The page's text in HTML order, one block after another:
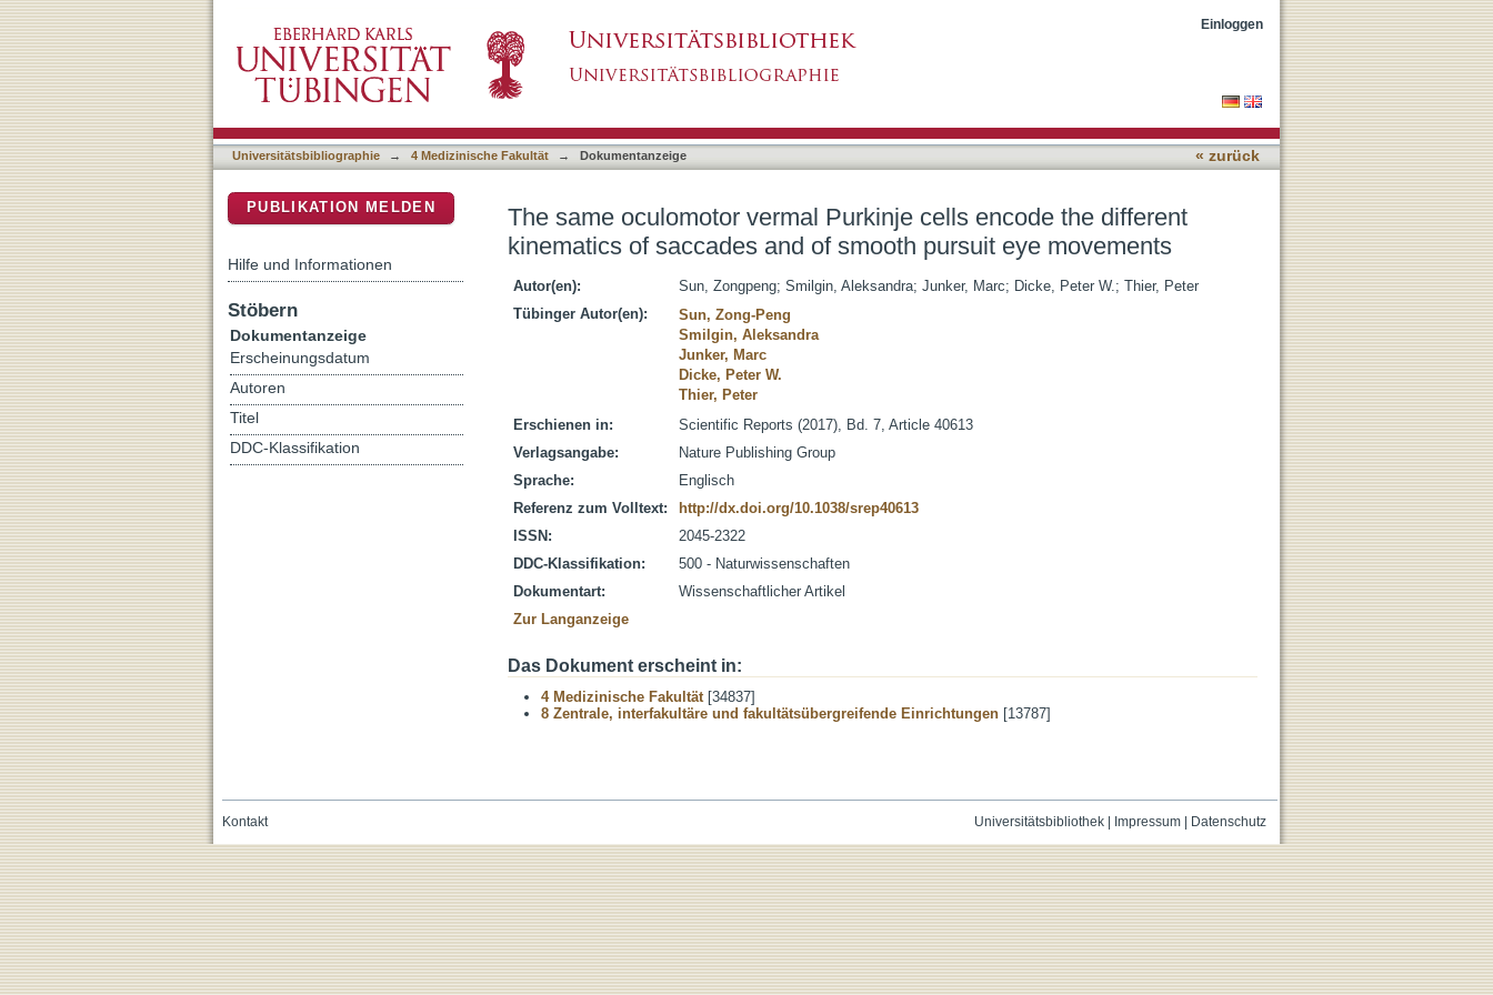
The same oculomotor vermal Purkinje cells encode the different kinematics of saccades and of
smooth pursuit eye movements
Einloggen
Universitätsbibliographie → 4 Medizinische Fakultät → Dokumentanzeige « zurück
The same oculomotor vermal Purkinje cells encode the different
kinematics of saccades and of smooth pursuit eye movements
Autor(en): Sun, Zongpeng; Smilgin, Aleksandra; Junker, Marc; Dicke, Peter W.; Thier, Peter
Tübinger Autor(en):
Sun, Zong-Peng
Smilgin, Aleksandra
Junker, Marc
Dicke, Peter W.
Thier, Peter
Erschienen in:
Scientific Reports (2017), Bd. 7, Article 40613
Verlagsangabe:
Nature Publishing Group
Sprache:
Englisch
Referenz zum Volltext:
http://dx.doi.org/10.1038/srep40613
ISSN:
2045-2322
DDC-Klassifikation:
500 - Naturwissenschaften
Dokumentart:
Wissenschaftlicher Artikel
Zur Langanzeige
Das Dokument erscheint in:
4 Medizinische Fakultät[34837]
8 Zentrale, interfakultäre und fakultätsübergreifende Einrichtungen [13787]
PUBLIKATION MELDEN
Hilfe und Informationen
Stöbern
Dokumentanzeige
Erscheinungsdatum
Autoren
Titel
DDC-Klassifikation
Universitätsbibliothek| Impressum| Datenschutz
Kontakt